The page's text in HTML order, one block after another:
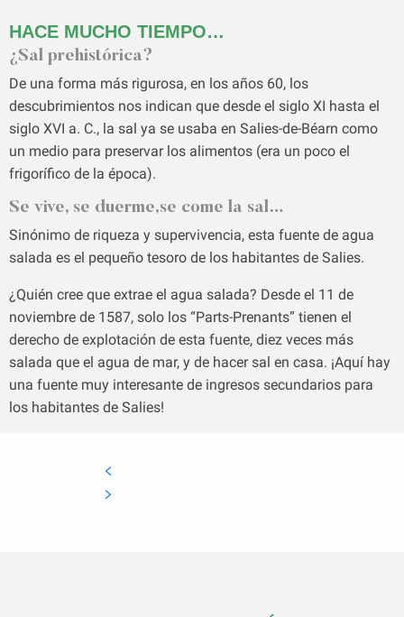
HACE MUCHO TIEMPO…
¿Sal prehistórica?
De una forma más rigurosa, en los años 60, los
descubrimientos nos indican que desde el siglo XI hasta el
siglo XVI a. C., la sal ya se usaba en Salies-de-Béarn como
un medio para preservar los alimentos (era un poco el
frigorífico de la época).
Se vive, se duerme,se come la sal…
Sinónimo de riqueza y supervivencia, esta fuente de agua
salada es el pequeño tesoro de los habitantes de Salies.
¿Quién cree que extrae el agua salada? Desde el 11 de
noviembre de 1587, solo los “Parts-Prenants” tienen el
derecho de explotación de esta fuente, diez veces más
salada que el agua de mar, y de hacer sal en casa. ¡Aquí hay
una fuente muy interesante de ingresos secundarios para
los habitantes de Salies!